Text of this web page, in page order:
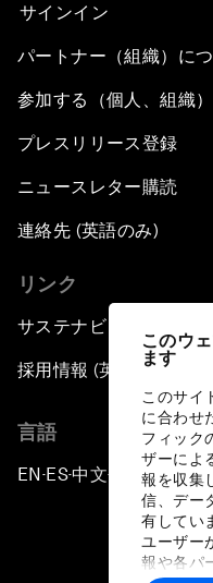
このウ
ます
このサイ
に合わせ
フィック
ザーによ
報を収集
信、デー
有してい
ユーザー
報や各パ
サインイン
パートナー（組織）に
参加する（個人、組織）
プレスリリース登録
ニュースレター購読
連絡先 (英語のみ)
リンク
サステナビリティへの取
採用情報 (英語のみ)
言語
EN ▪ES▪中文▪ 日本語